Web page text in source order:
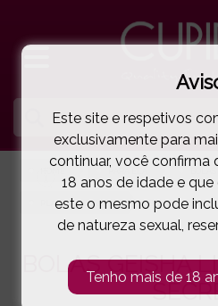
PLAISIRS SECRETS® BOLAS GEISHA
BOLAS GEISHA
Este site e respetivos
exclusivamente para
continuar, você confirma
18 anos de idade e
este o mesmo pode
de natureza sexual,
Tenho mais de 18